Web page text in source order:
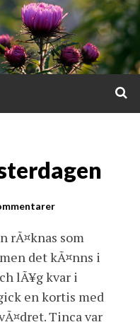
i ord & bild
rÃ¤knas som
det kÃ¤nns i
lÃ¥g kvar i
en kortis med
Tinca var